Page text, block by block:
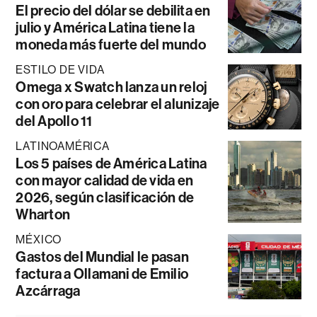
El precio del dólar se debilita en
julio y América Latina tiene la
moneda más fuerte del mundo
ESTILO DE VIDA
Omega x Swatch lanza un reloj
con oro para celebrar el alunizaje
del Apollo 11
LATINOAMÉRICA
Los 5 países de América Latina
con mayor calidad de vida en
2026, según clasificación de
Wharton
MÉXICO
Gastos del Mundial le pasan
factura a Ollamani de Emilio
Azcárraga